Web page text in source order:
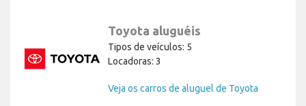
Toyota aluguéis
Tipos de veículos: 5
Locadoras: 3
Veja os carros de aluguel de Toyota